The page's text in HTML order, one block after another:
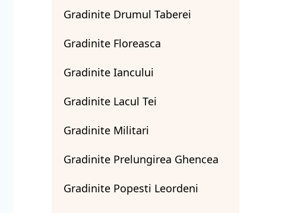
Gradinite Drumul Taberei
Gradinite Floreasca
Gradinite Iancului
Gradinite Lacul Tei
Gradinite Militari
Gradinite Prelungirea Ghencea
Gradinite Popesti Leordeni